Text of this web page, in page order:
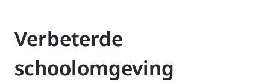
Verbeterde
schoolomgeving